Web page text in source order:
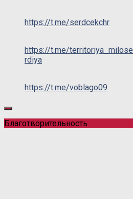
https://t.me/serdcekchr
https://t.me/territoriya_milose
rdiya
https://t.me/voblago09
Благотворительность